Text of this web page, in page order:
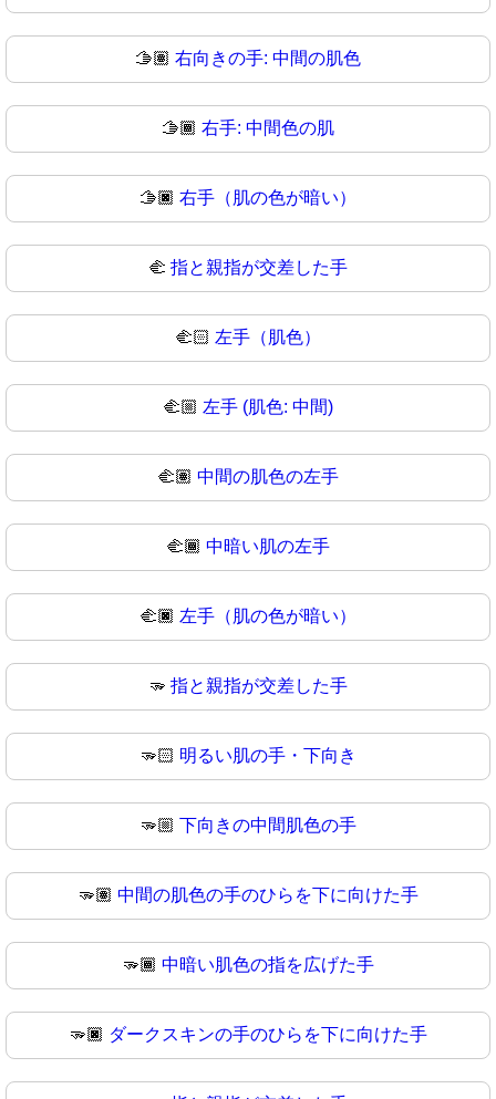
🫱🏽 右向きの手: 中間の肌色
🫱🏾 右手: 中間色の肌
🫱🏿 右手（肌の色が暗い）
🫲 指と親指が交差した手
🫲🏻 左手（肌色）
🫲🏼 左手 (肌色: 中間)
🫲🏽 中間の肌色の左手
🫲🏾 中暗い肌の左手
🫲🏿 左手（肌の色が暗い）
🫳 指と親指が交差した手
🫳🏻 明るい肌の手・下向き
🫳🏼 下向きの中間肌色の手
🫳🏽 中間の肌色の手のひらを下に向けた手
🫳🏾 中暗い肌色の指を広げた手
🫳🏿 ダークスキンの手のひらを下に向けた手